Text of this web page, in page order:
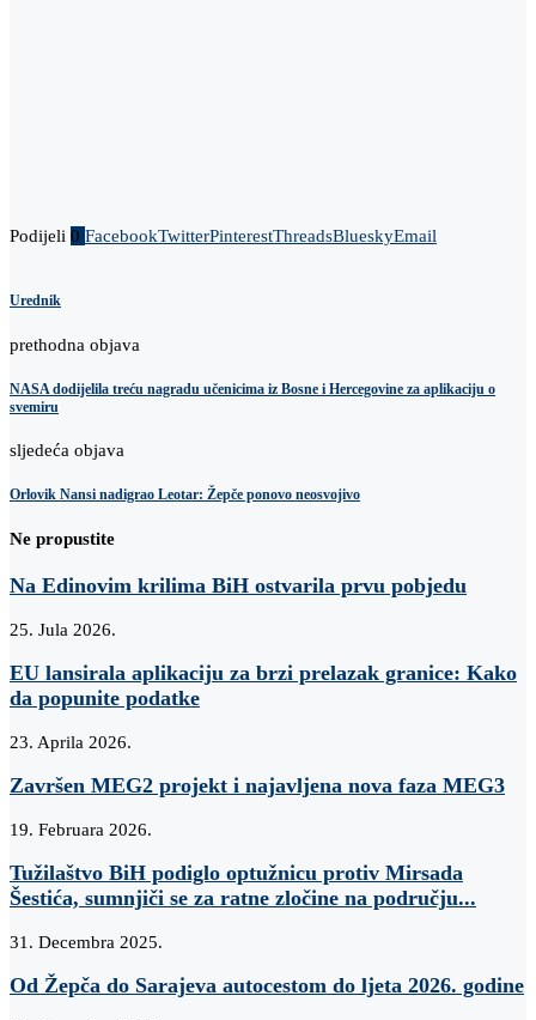
Podijeli 0 FacebookTwitterPinterestThreadsBlueskyEmail
Urednik
prethodna objava
NASA dodijelila treću nagradu učenicima iz Bosne i Hercegovine za aplikaciju o
svemiru
sljedeća objava
Orlovik Nansi nadigrao Leotar: Žepče ponovo neosvojivo
Ne propustite
Na Edinovim krilima BiH ostvarila prvu pobjedu
25. Jula 2026.
EU lansirala aplikaciju za brzi prelazak granice: Kako
da popunite podatke
23. Aprila 2026.
Završen MEG2 projekt i najavljena nova faza MEG3
19. Februara 2026.
Tužilaštvo BiH podiglo optužnicu protiv Mirsada
Šestića, sumnjiči se za ratne zločine na području...
31. Decembra 2025.
Od Žepča do Sarajeva autocestom do ljeta 2026. godine